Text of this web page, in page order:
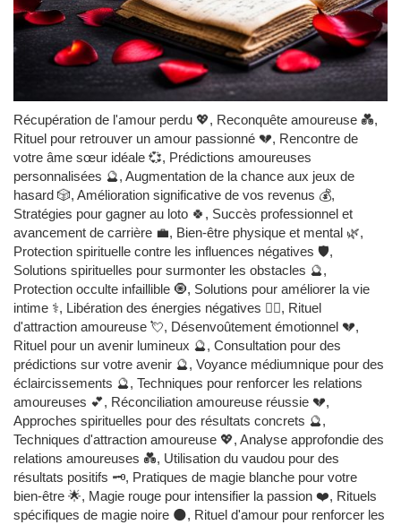
Récupération de l'amour perdu 💖, Reconquête amoureuse 💑,
Rituel pour retrouver un amour passionné 💔, Rencontre de
votre âme sœur idéale 💞, Prédictions amoureuses
personnalisées 🔮, Augmentation de la chance aux jeux de
hasard 🎲, Amélioration significative de vos revenus 💰,
Stratégies pour gagner au loto 🍀, Succès professionnel et
avancement de carrière 💼, Bien-être physique et mental 🌿,
Protection spirituelle contre les influences négatives 🛡️,
Solutions spirituelles pour surmonter les obstacles 🔮,
Protection occulte infaillible 🧿, Solutions pour améliorer la vie
intime ⚕️, Libération des énergies négatives 🧙‍♂️, Rituel
d'attraction amoureuse 💘, Désenvoûtement émotionnel 💔,
Rituel pour un avenir lumineux 🔮, Consultation pour des
prédictions sur votre avenir 🔮, Voyance médiumnique pour des
éclaircissements 🔮, Techniques pour renforcer les relations
amoureuses 💕, Réconciliation amoureuse réussie 💔,
Approches spirituelles pour des résultats concrets 🔮,
Techniques d'attraction amoureuse 💖, Analyse approfondie des
relations amoureuses 💑, Utilisation du vaudou pour des
résultats positifs 🗝️, Pratiques de magie blanche pour votre
bien-être 🌟, Magie rouge pour intensifier la passion ❤️, Rituels
spécifiques de magie noire 🌑, Rituel d'amour pour renforcer les